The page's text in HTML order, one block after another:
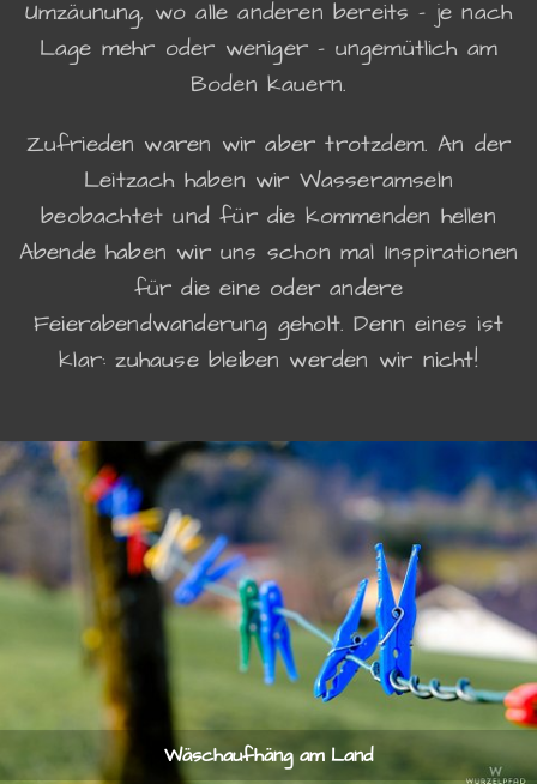
Umzäunung, wo alle anderen bereits - je nach
Lage mehr oder weniger - ungemütlich am
Boden kauern.
Zufrieden waren wir aber trotzdem. An der
Leitzach haben wir Wasseramseln
beobachtet und für die kommenden hellen
Abende haben wir uns schon mal Inspirationen
für die eine oder andere
Feierabendwanderung geholt. Denn eines ist
klar: zuhause bleiben werden wir nicht!
Wäschaufhäng am Land